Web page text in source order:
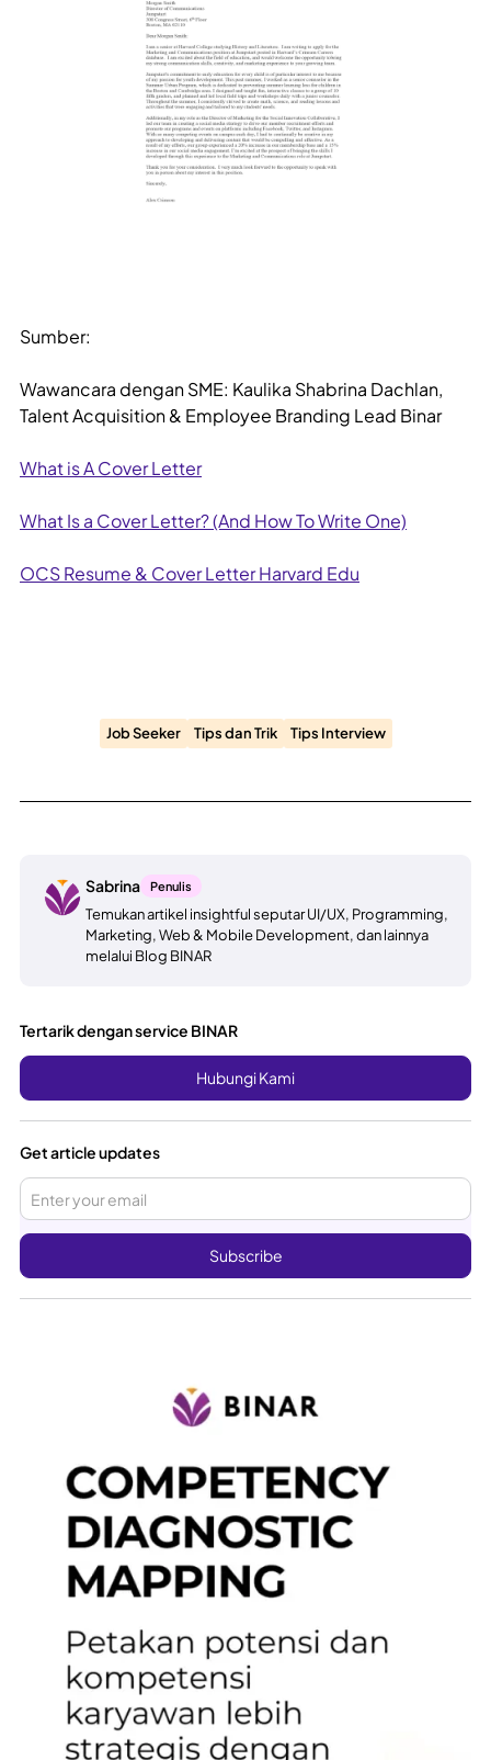
Sumber:
Wawancara dengan SME: Kaulika Shabrina Dachlan,
Talent Acquisition & Employee Branding Lead Binar
What is A Cover Letter
What Is a Cover Letter? (And How To Write One)
OCS Resume & Cover Letter Harvard Edu
Job Seeker Tips dan Trik Tips Interview
Sabrina Penulis
Temukan artikel insightful seputar UI/UX, Programming,
Marketing, Web & Mobile Development, dan lainnya
melalui Blog BINAR
Tertarik dengan service BINAR
Hubungi Kami
Get article updates